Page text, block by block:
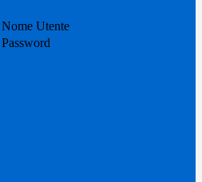
Nome Utente
Password